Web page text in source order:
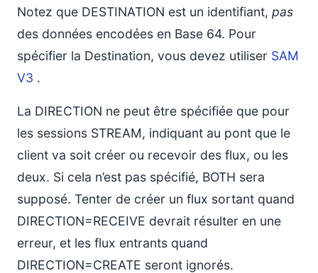
Notez que DESTINATION est un identifiant, pas
des données encodées en Base 64. Pour
spécifier la Destination, vous devez utiliser SAM
V3 .
La DIRECTION ne peut être spécifiée que pour
les sessions STREAM, indiquant au pont que le
client va soit créer ou recevoir des flux, ou les
deux. Si cela n’est pas spécifié, BOTH sera
supposé. Tenter de créer un flux sortant quand
DIRECTION=RECEIVE devrait résulter en une
erreur, et les flux entrants quand
DIRECTION=CREATE seront ignorés.